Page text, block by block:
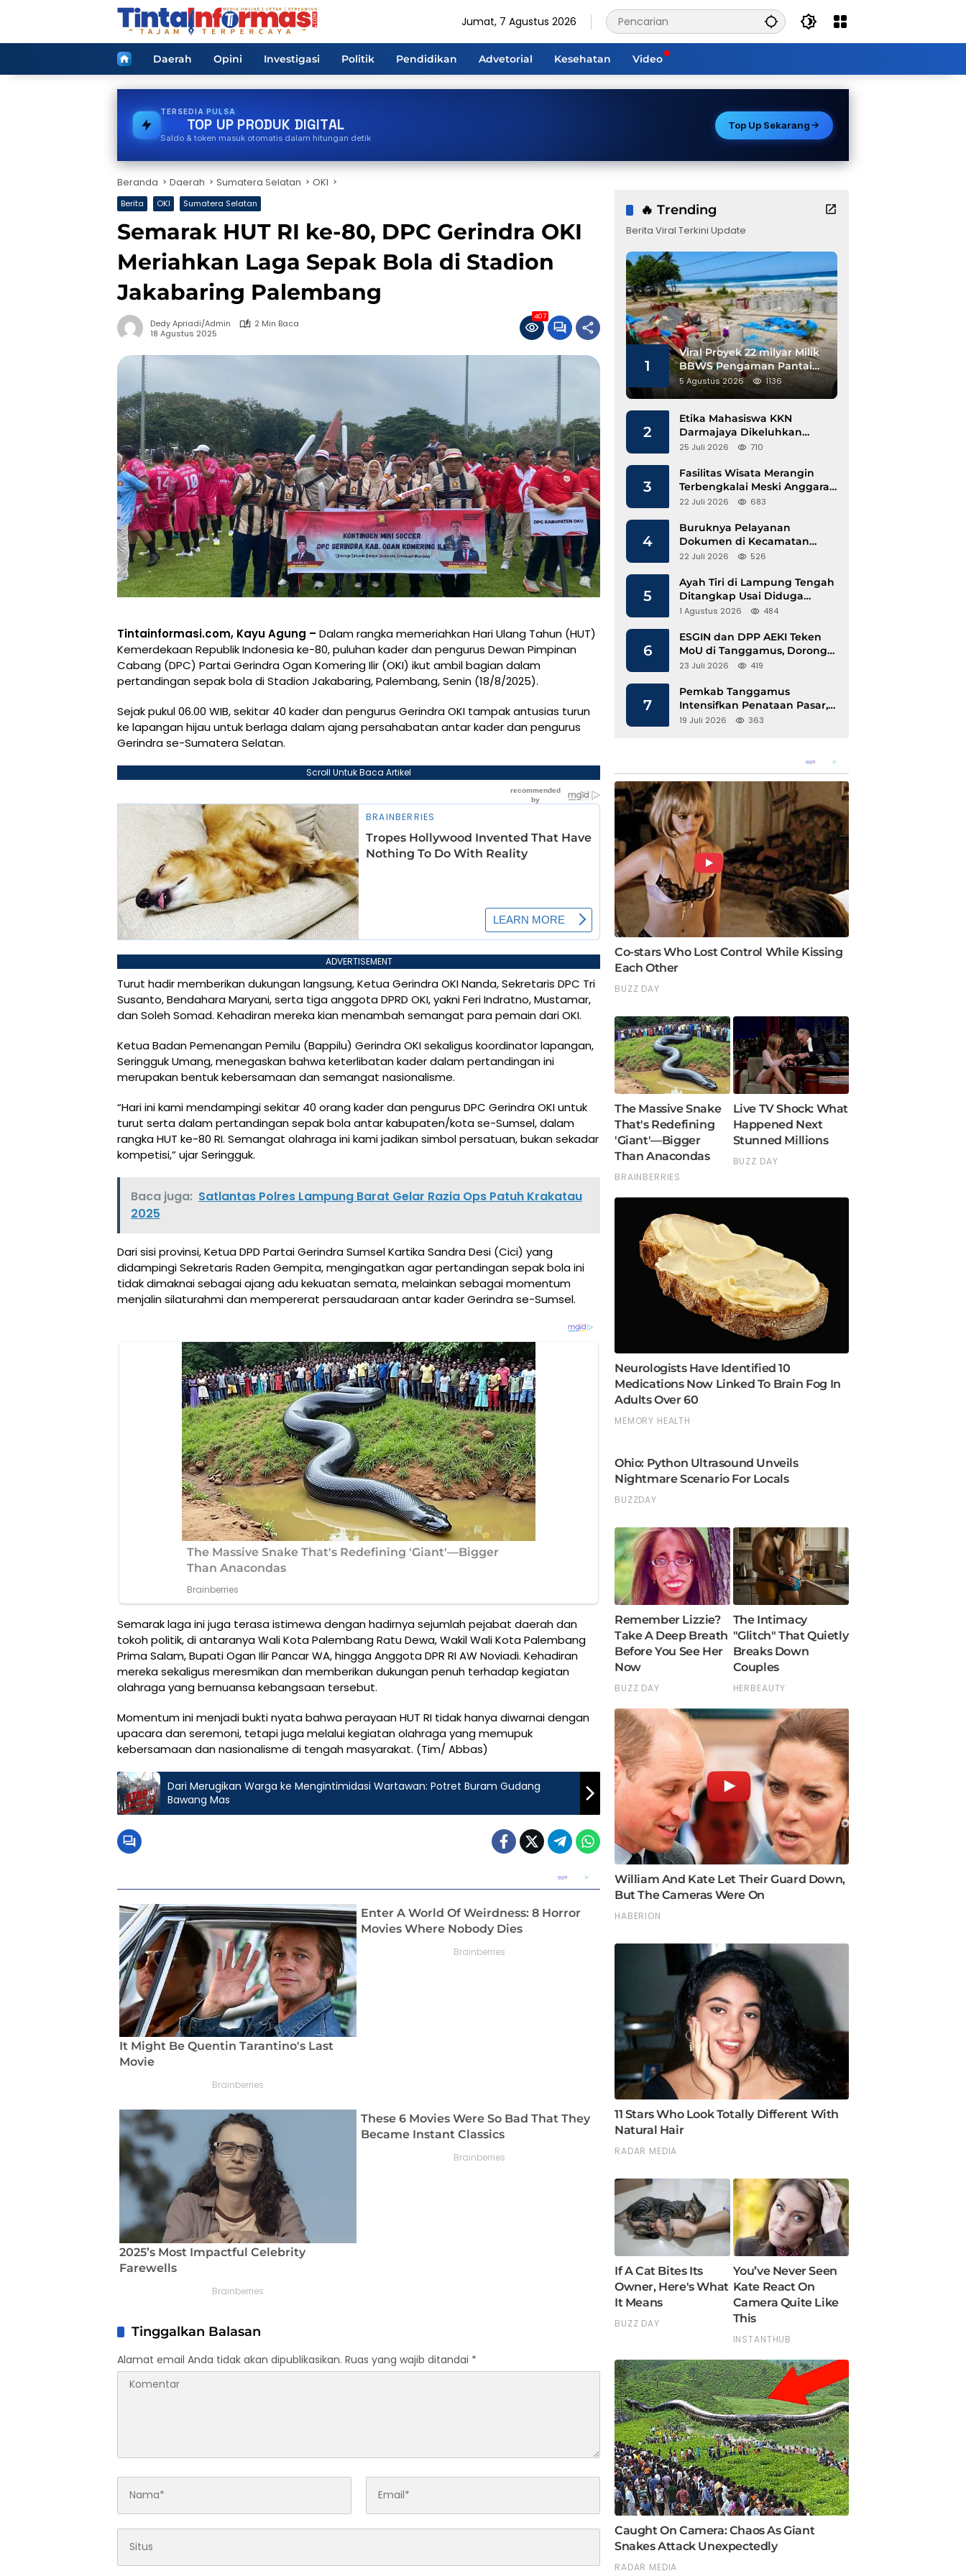
Jumat, 7 Agustus 2026
HomeDaerah Opini Investigasi Politik Pendidikan Advetorial Kesehatan Video
TERSEDIA TOKEN PLN
TOP UP PRODUK DIGITAL
Saldo & token masuk otomatis dalam hitungan detik
Top Up Sekarang
Beranda Daerah Sumatera Selatan OKI
Berita OKI Sumatera Selatan
Semarak HUT RI ke-80, DPC Gerindra OKI
Meriahkan Laga Sepak Bola di Stadion
Jakabaring Palembang
Dedy Apriadi/Admin
2 Min Baca
18 Agustus 2025
407
Tintainformasi.com, Kayu Agung – Dalam rangka memeriahkan Hari Ulang Tahun (HUT)
Kemerdekaan Republik Indonesia ke-80, puluhan kader dan pengurus Dewan Pimpinan
Cabang (DPC) Partai Gerindra Ogan Komering Ilir (OKI) ikut ambil bagian dalam
pertandingan sepak bola di Stadion Jakabaring, Palembang, Senin (18/8/2025).
Sejak pukul 06.00 WIB, sekitar 40 kader dan pengurus Gerindra OKI tampak antusias turun
ke lapangan hijau untuk berlaga dalam ajang persahabatan antar kader dan pengurus
Gerindra se-Sumatera Selatan.
Scroll Untuk Baca Artikel
ADVERTISEMENT
Turut hadir memberikan dukungan langsung, Ketua Gerindra OKI Nanda, Sekretaris DPC Tri
Susanto, Bendahara Maryani, serta tiga anggota DPRD OKI, yakni Feri Indratno, Mustamar,
dan Soleh Somad. Kehadiran mereka kian menambah semangat para pemain dari OKI.
Ketua Badan Pemenangan Pemilu (Bappilu) Gerindra OKI sekaligus koordinator lapangan,
Seringguk Umang, menegaskan bahwa keterlibatan kader dalam pertandingan ini
merupakan bentuk kebersamaan dan semangat nasionalisme.
“Hari ini kami mendampingi sekitar 40 orang kader dan pengurus DPC Gerindra OKI untuk
turut serta dalam pertandingan sepak bola antar kabupaten/kota se-Sumsel, dalam
rangka HUT ke-80 RI. Semangat olahraga ini kami jadikan simbol persatuan, bukan sekadar
kompetisi,” ujar Seringguk.
Baca juga: Satlantas Polres Lampung Barat Gelar Razia Ops Patuh Krakatau
2025
Dari sisi provinsi, Ketua DPD Partai Gerindra Sumsel Kartika Sandra Desi (Cici) yang
didampingi Sekretaris Raden Gempita, mengingatkan agar pertandingan sepak bola ini
tidak dimaknai sebagai ajang adu kekuatan semata, melainkan sebagai momentum
menjalin silaturahmi dan mempererat persaudaraan antar kader Gerindra se-Sumsel.
Semarak laga ini juga terasa istimewa dengan hadirnya sejumlah pejabat daerah dan
tokoh politik, di antaranya Wali Kota Palembang Ratu Dewa, Wakil Wali Kota Palembang
Prima Salam, Bupati Ogan Ilir Pancar WA, hingga Anggota DPR RI AW Noviadi. Kehadiran
mereka sekaligus meresmikan dan memberikan dukungan penuh terhadap kegiatan
olahraga yang bernuansa kebangsaan tersebut.
Momentum ini menjadi bukti nyata bahwa perayaan HUT RI tidak hanya diwarnai dengan
upacara dan seremoni, tetapi juga melalui kegiatan olahraga yang memupuk
kebersamaan dan nasionalisme di tengah masyarakat. (Tim/ Abbas)
Dari Merugikan Warga ke Mengintimidasi Wartawan: Potret Buram Gudang
Bawang Mas
Tinggalkan Balasan
Alamat email Anda tidak akan dipublikasikan. Ruas yang wajib ditandai *
🔥 Trending
Berita Viral Terkini Update
1
Viral Proyek 22 milyar Milik
BBWS Pengaman Pantai
Pesisir Barat Diduga
Gunakan Besi Banci
5 Agustus 2026 1136
2
Etika Mahasiswa KKN
Darmajaya Dikeluhkan
Kepala Pekon Sinar Jawa
25 Juli 2026 710
3
Fasilitas Wisata Merangin
Terbengkalai Meski Anggaran
Perawatan Terus Mengalir
22 Juli 2026 683
4
Buruknya Pelayanan
Dokumen di Kecamatan
Pangkalan Susu, Kinerja
22 Juli 2026 526
5
Ayah Tiri di Lampung Tengah
Ditangkap Usai Diduga
Hamili Anak di Bawah Umur
1 Agustus 2026 484
6
ESGIN dan DPP AEKI Teken
MoU di Tanggamus, Dorong
Ekonomi Hijau Berbasis Kopi
23 Juli 2026 419
7
Pemkab Tanggamus
Intensifkan Penataan Pasar,
Pedagang Diajak Tempati
19 Juli 2026 363